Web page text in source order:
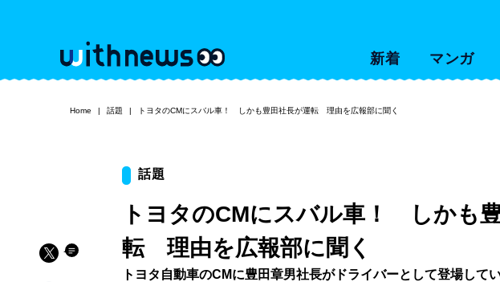
新着 マンガ
Home 話題 トヨタのCMにスバル車！ しかも豊田社長が運転 理由を広報部に聞く
話題
トヨタのCMにスバル車！ しかも
転 理由を広報部に聞く
トヨタ自動車のCMに豊田章男社長がドライバーとして登場して